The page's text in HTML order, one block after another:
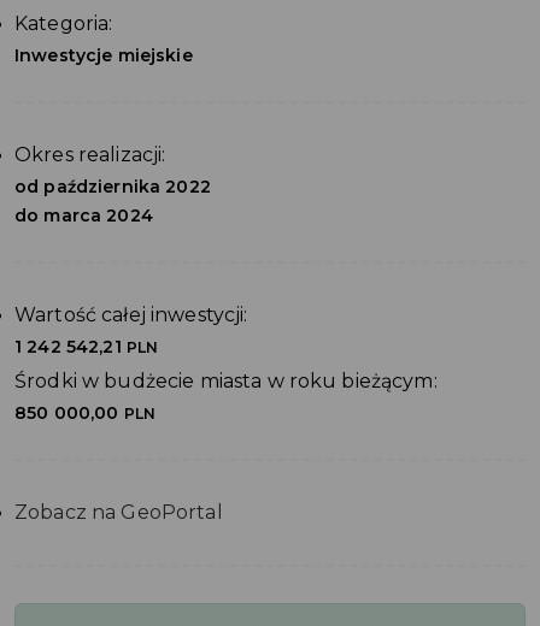
Kategoria:
Inwestycje miejskie
Okres realizacji:
od października 2022
do marca 2024
Wartość całej inwestycji:
1 242 542,21 PLN
Środki w budżecie miasta w roku bieżącym:
850 000,00 PLN
Zobacz na GeoPortal